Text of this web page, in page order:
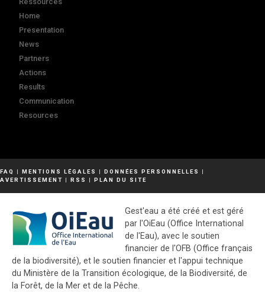
Home
Presentation
News
Partners
Actions
Results
Communication
Resources
FAQ | MENTIONS LÉGALES | DONNÉES PERSONNELLES
|
AVERTISSEMENT | RSS | PLAN DU SITE
Gest'eau a été créé et est géré
par l'OiEau (Office International
de l'Eau), avec le soutien
financier de l'OFB (Office français
de la biodiversité), et le soutien financier et l'appui technique
du Ministère de la Transition écologique, de la Biodiversité, de
la Forêt, de la Mer et de la Pêche.